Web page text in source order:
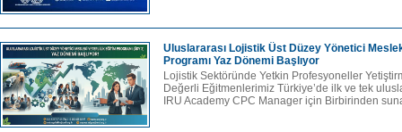
Uluslararası Lojistik Üst Düzey Yönetici
Programı Yaz Dönemi Başlıyor
Lojistik Sektöründe Yetkin Profesyoneller
Değerli Eğitmenlerimiz Türkiye’de ilk ve tek
IRU Academy CPC Manager için Birbirinden